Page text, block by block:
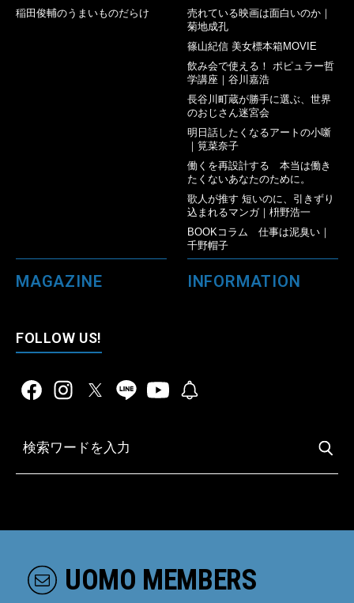
稲田俊輔のうまいものだらけ
売れている映画は面白いのか｜
菊地成孔
篠山紀信 美女標本箱MOVIE
飲み会で使える！ ポピュラー哲
学講座｜谷川嘉浩
長谷川町蔵が勝手に選ぶ、世界
のおじさん迷宮会
明日話したくなるアートの小噺
｜筧菜奈子
働くを再設計する 本当は働き
たくないあなたのために。
歌人が推す 短いのに、引きずり
込まれるマンガ｜枡野浩一
BOOKコラム 仕事は泥臭い｜
千野帽子
MAGAZINE INFORMATION
FOLLOW US!
UOMO MEMBERS